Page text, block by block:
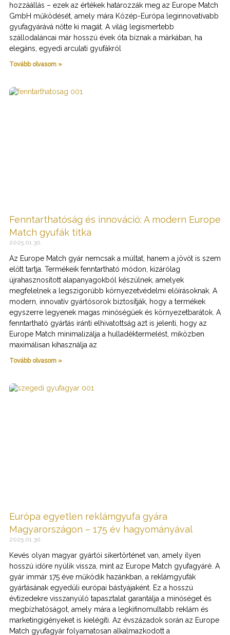
hozzáállás – ezek az értékek határozzák meg az Europe Match
GmbH működését, amely mára Közép-Európa leginnovatívabb
gyufagyárává nőtte ki magát. A világ legismertebb
szállodaláncai már hosszú évek óta bíznak a márkában, ha
elegáns, egyedi arculati gyufákról
Tovább olvasom »
Fenntarthatóság és innováció: A modern Europe
Match gyufák titka
2025.01.30.
Az Europe Match gyár nemcsak a múltat, hanem a jövőt is szem
előtt tartja. Termékeik fenntartható módon, kizárólag
újrahasznosított alapanyagokból készülnek, amelyek
megfelelnek a legszigorúbb környezetvédelmi előírásoknak. A
modern, innovatív gyártósorok biztosítják, hogy a termékek
egyszerre legyenek magas minőségűek és környezetbarátok. A
fenntartható gyártás iránti elhivatottság azt is jelenti, hogy az
Europe Match minimalizálja a hulladéktermelést, miközben
maximálisan kihasználja az
Tovább olvasom »
Európa egyetlen reklámgyufa gyára
Magyarországon – 175 év hagyományával
2025.01.30.
Kevés olyan magyar gyártói sikertörténet van, amely ilyen
hosszú időre nyúlik vissza, mint az Europe Match gyufagyáré. A
gyár immár 175 éve működik hazánkban, a reklámgyufák
gyártásának egyedüli európai bástyájaként. Ez a hosszú
évtizedekre visszanyúló tapasztalat garantálja a minőséget és
megbízhatóságot, amely mára a legkifinomultabb reklám és
marketingigényeket is kielégíti. Az évszázadok során az Europe
Match gyufagyár folyamatosan alkalmazkodott a